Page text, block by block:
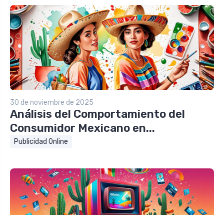
30 de noviembre de 2025
Análisis del Comportamiento del
Consumidor Mexicano en...
Publicidad Online